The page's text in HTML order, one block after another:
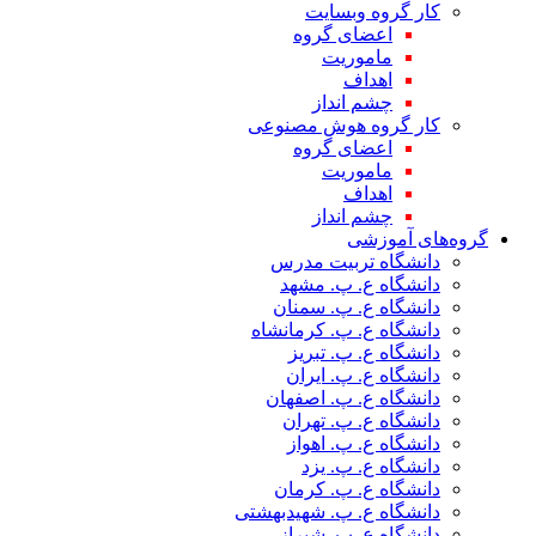
کار گروه وبسایت
اعضای گروه
ماموریت
اهداف
چشم انداز
کار گروه هوش مصنوعی
اعضای گروه
ماموریت
اهداف
چشم انداز
گروه‌های آموزشی
دانشگاه تربیت مدرس
دانشگاه ع. پ. مشهد
دانشگاه ع. پ. سمنان
دانشگاه ع. پ. کرمانشاه
دانشگاه ع. پ. تبریز
دانشگاه ع. پ. ایران
دانشگاه ع. پ. اصفهان
دانشگاه ع. پ. تهران
دانشگاه ع. پ. اهواز
دانشگاه ع. پ. یزد
دانشگاه ع. پ. کرمان
دانشگاه ع. پ. شهید‌بهشتی